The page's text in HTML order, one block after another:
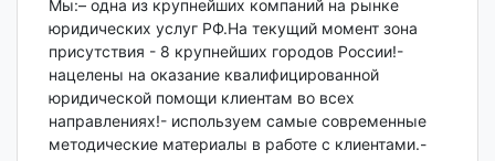
Мы:– одна из крупнейших компаний на рынке
юридических услуг РФ.На текущий момент зона
присутствия - 8 крупнейших городов России!-
нацелены на оказание квалифицированной
юридической помощи клиентам во всех
направлениях!- используем самые современные
методические материалы в работе с клиентами.-